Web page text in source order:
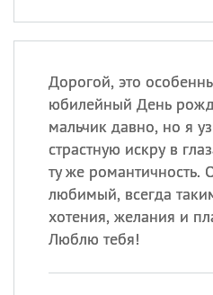
Дорогой, это
юбилейный День
мальчик давно, но я
страстную искру в
ту же романтичность.
любимый, всегда
хотения, желания и
Люблю тебя!